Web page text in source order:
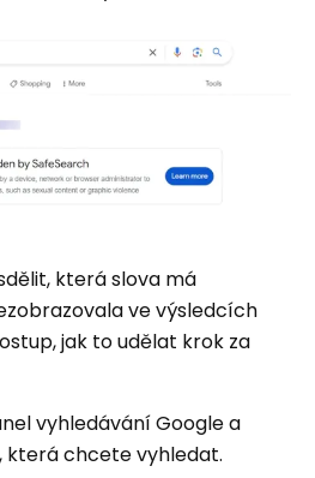
která slova má
ve výsledcích
jak to udělat krok za
vyhledávání Google a
která chcete vyhledat.